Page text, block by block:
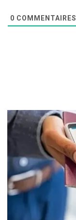
0 COMMENTAIRES